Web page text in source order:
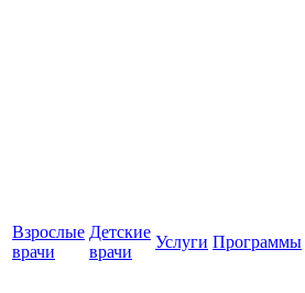
Взрослые
врачи
Детские
врачи
Услуги Программы